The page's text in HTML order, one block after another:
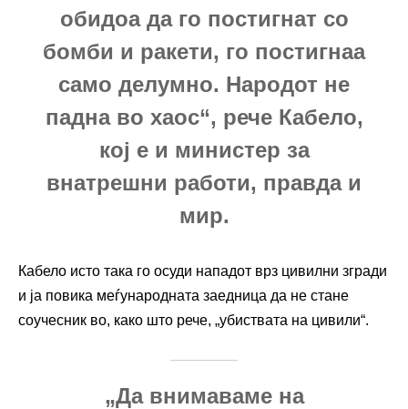
обидоа да го постигнат со
бомби и ракети, го постигнаа
само делумно. Народот не
падна во хаос“, рече Кабело,
кој е и министер за
внатрешни работи, правда и
мир.
Кабело исто така го осуди нападот врз цивилни згради
и ја повика меѓународната заедница да не стане
соучесник во, како што рече, „убиствата на цивили“.
„Да внимаваме на